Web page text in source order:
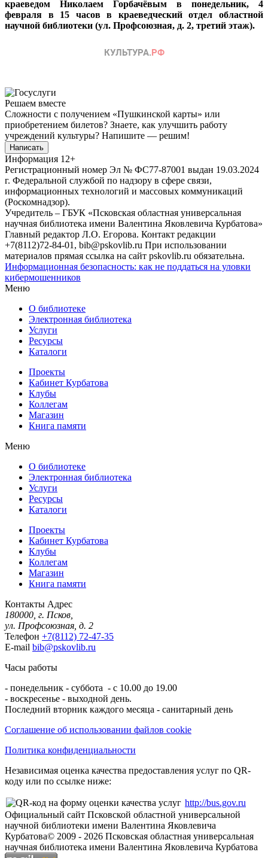
краеведом Николаем Горбачёвым в понедельник, 4
февраля в 15 часов в краеведческий отдел областной
научной библиотеки (ул. Профсоюзная, д. 2, третий этаж).
Решаем вместе
Сложности с получением «Пушкинской карты» или
приобретением билетов? Знаете, как улучшить работу
учреждений культуры? Напишите — решим!
Написать
Информация 12+
Регистрационный номер Эл № ФС77-87001 выдан 19.03.2024
г. Федеральной службой по надзору в сфере связи,
информационных технологий и массовых коммуникаций
(Роскомнадзор).
Учредитель – ГБУК «Псковская областная универсальная
научная библиотека имени Валентина Яковлевича Курбатова»
Главный редактор Л.О. Егорова. Контакт редакции
+7(8112)72-84-01, bib@pskovlib.ru При использовании
материалов прямая ссылка на сайт pskovlib.ru обязательна.
Информационная безопасность: как не поддаться на уловки
кибермошенников
Меню
О библиотеке
Электронная библиотека
Услуги
Ресурсы
Каталоги
Проекты
Кабинет Курбатова
Клубы
Коллегам
Магазин
Книга памяти
Меню
О библиотеке
Электронная библиотека
Услуги
Ресурсы
Каталоги
Проекты
Кабинет Курбатова
Клубы
Коллегам
Магазин
Книга памяти
Контакты Адрес
180000, г. Псков,
ул. Профсоюзная, д. 2
Телефон +7(8112) 72-47-35
E-mail bib@pskovlib.ru
Часы работы
- понедельник - суббота - с 10.00 до 19.00
- воскресенье - выходной день.
Последний вторник каждого месяца - санитарный день
Соглашение об использовании файлов cookie
Политика конфиденциальности
Независимая оценка качества предоставления услуг по QR-
коду или по ссылке ниже:
http://bus.gov.ru
Официальный сайт Псковской областной универсальной
научной библиотеки имени Валентина Яковлевича
Курбатова© 2009 - 2026 Псковская областная универсальная
научная библиотека имени Валентина Яковлевича Курбатова